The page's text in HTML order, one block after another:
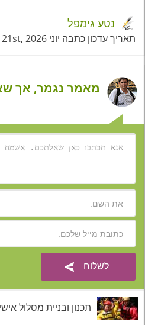
נטע גימפל
תאריך עדכון כתבה יוני 21st, 2026
מאמר נגמר, אך
תכנון ובניית מסלול